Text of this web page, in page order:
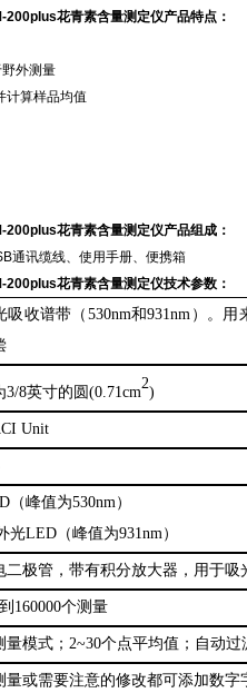
200plus花青素含量测定仪产品特点：
外测量
计算样品均值
200plus花青素含量测定仪产品组成：
通讯缆线、使用手册、便携箱
200plus花青素含量测定仪技术参数：
吸收谱带（ 530nm和931nm）。
3/8英寸的圆(0.71cm
2
)
Unit
（峰值为530nm）
光LED（峰值为931nm）
二极管，带有积分放大器，用于
160000个测量
量模式；2~30个点平均值；自动
量或需要注意的修改都可添加数字